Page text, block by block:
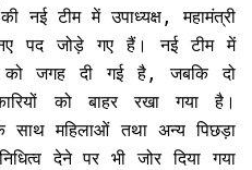
नई टीम में उपाध्यक्ष, महामंत्री
पद जोड़े गए हैं। नई टीम में
को जगह दी गई है, जबकि दो
को बाहर रखा गया है।
साथ महिलाओं तथा अन्य पिछड़ा
देने पर भी जोर दिया गया